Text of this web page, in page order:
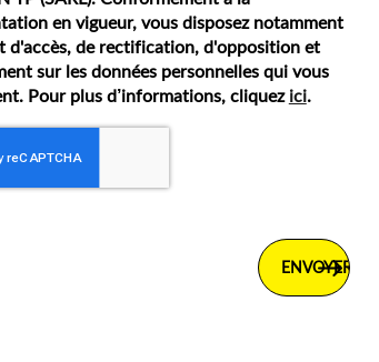
en vigueur, vous disposez notamment
d'accès, de rectification, d'opposition et
sur les données personnelles qui vous
Pour plus d’informations, cliquez ici.